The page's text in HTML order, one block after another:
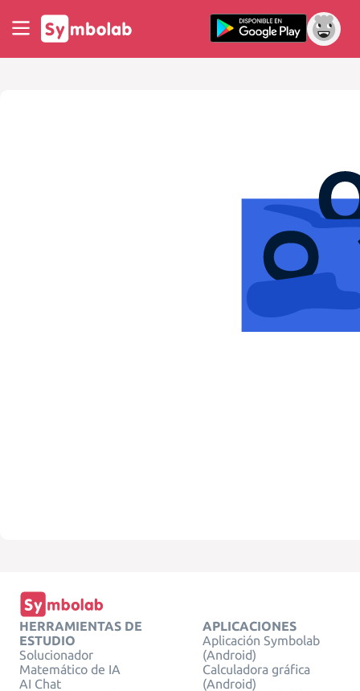
HERRAMIENTAS DE
ESTUDIO
Solucionador
Matemático de IA
AI Chat
APLICACIONES
Aplicación Symbolab
(Android)
Calculadora gráfica
(Android)